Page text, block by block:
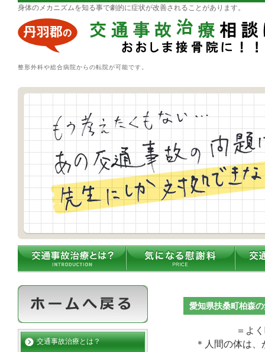
身体のメカニズムを知る事で劇的に症状が改善されることがあります。
整形外科や総合病院からの転院が可能です。
愛知県扶桑町柏森
＝よ
＊人間の体は
交通事故治療とは？